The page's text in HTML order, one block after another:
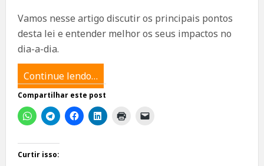
Vamos nesse artigo discutir os principais pontos
desta lei e entender melhor os seus impactos no
dia-a-dia.
Continue lendo…
Compartilhar este post
Curtir isso: